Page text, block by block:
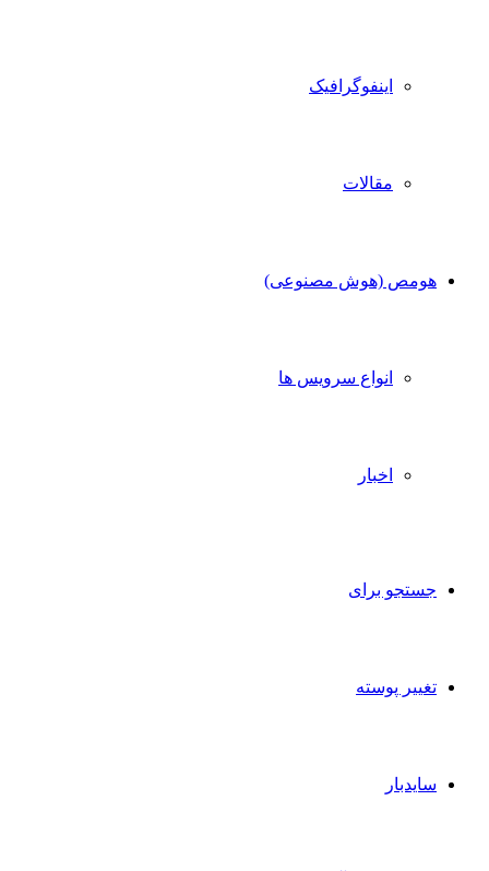
اینفوگرافیک
مقالات
(هوش مصنوعی)
انواع سرویس ها
برای
پوسته